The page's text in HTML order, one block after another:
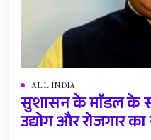
ALL INDIA
सुशासन के माॅडल के
उद्योग और रोजगार